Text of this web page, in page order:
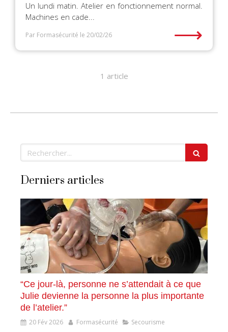
Un lundi matin. Atelier en fonctionnement normal.
Machines en cade...
Par Formasécurité le 20/02/26 ⟶
1 article
Rechercher
Derniers articles
“Ce jour-là, personne ne s’attendait à ce que
Julie devienne la personne la plus importante
de l’atelier.”
20 Fév 2026 Formasécurité Secourisme